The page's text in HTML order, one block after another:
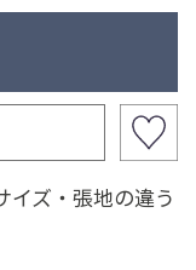
イズ・張地の違う